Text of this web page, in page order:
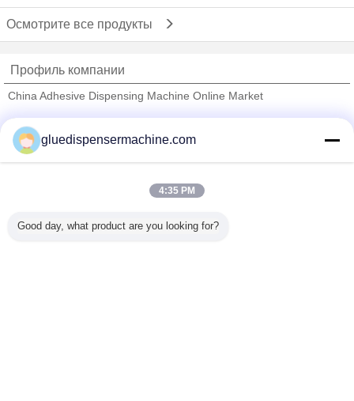
Осмотрите все продукты
Профиль компании
China Adhesive Dispensing Machine Online Market
Trust Seal
Verified Suplier
Все продукты
gluedispensermachine.com
4:35 PM
Good day, what product are you looking for?